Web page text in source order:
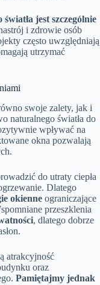
jest szczególnie
i zdrowie osób
często uwzględniają
utrzymać
swoje zalety, jak i
naturalnego światła do
wpływać na
okna pozwalają
do utraty ciepła
Dlatego
okienne ograniczające
przeszklenia
, dlatego dobrze
atrakcyjność
oraz
Pamiętajmy jednak